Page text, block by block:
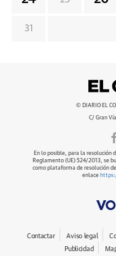
31
© DIARIO EL
C/ Gran
En lo posible, para la resolución
Reglamento (UE) 524/2013, se
como plataforma de resolución
enlace
Contactar Aviso legal
Publicidad